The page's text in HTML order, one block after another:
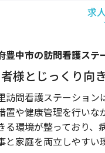
求
豊中市の訪問看護ステ
様とじっくり向
訪問看護ステーション
置や健康管理を行い
る環境が整っており、
と家庭を両立しやすい